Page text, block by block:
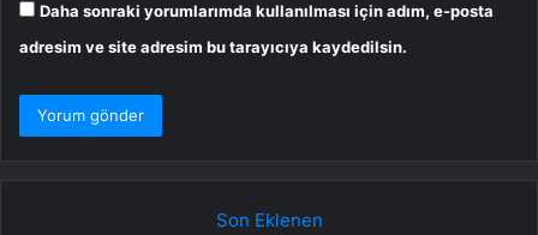
Daha sonraki yorumlarımda kullanılması için adım, e-posta
adresim ve site adresim bu tarayıcıya kaydedilsin.
Son Eklenen